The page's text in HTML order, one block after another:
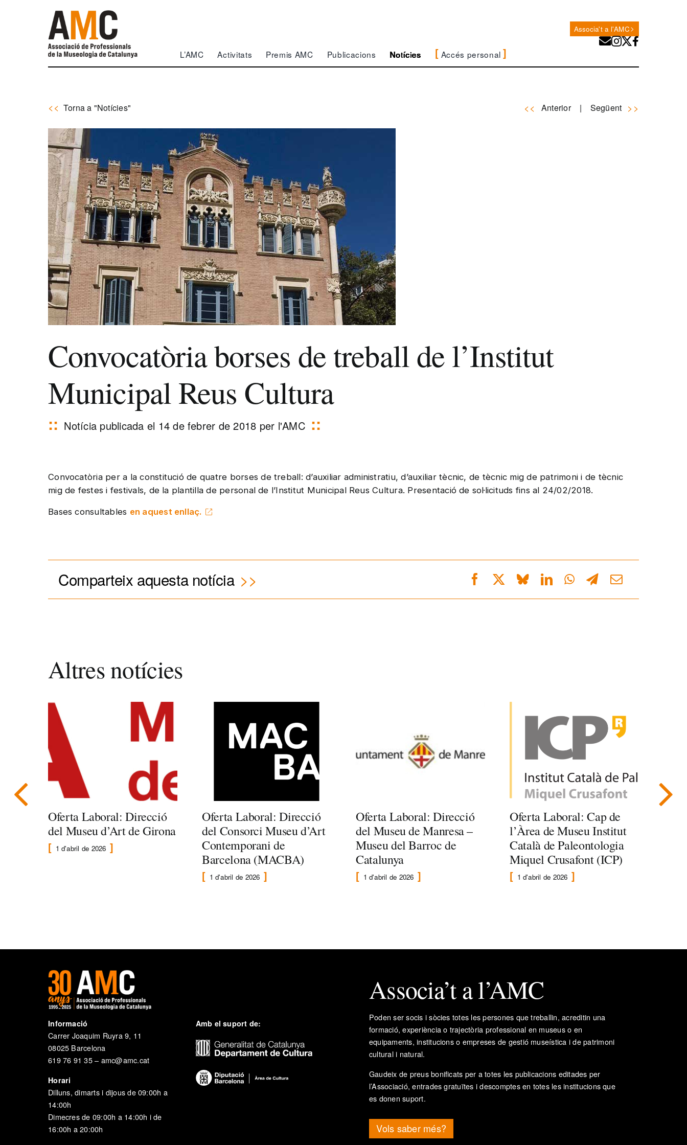
L’AMC Activitats Premis AMC Publicacions Notícies Accés personal
Associa't a l'AMC
Torna a "Notícies" Anterior Següent
Convocatòria borses de treball de l’Institut
Municipal Reus Cultura
Notícia publicada el 14 de febrer de 2018 per l'AMC
Convocatòria per a la constitució de quatre borses de treball: d’auxiliar administratiu, d’auxiliar tècnic, de tècnic mig de patrimoni i de tècnic
mig de festes i festivals, de la plantilla de personal de l’Institut Municipal Reus Cultura. Presentació de sol·licituds fins al 24/02/2018.
Bases consultables en aquest enllaç.
Comparteix aquesta notícia
Altres notícies
Oferta Laboral: Direcció
del Museu d’Art de Girona
1 d'abril de 2026
Oferta Laboral: Direcció
del Consorci Museu d’Art
Contemporani de
Barcelona (MACBA)
1 d'abril de 2026
Oferta Laboral: Direcció
del Museu de Manresa –
Museu del Barroc de
Catalunya
1 d'abril de 2026
Oferta Laboral: Cap de
l’Àrea de Museu Institut
Català de Paleontologia
Miquel Crusafont (ICP)
1 d'abril de 2026
Informació
Carrer Joaquim Ruyra 9, 11
08025 Barcelona
619 76 91 35 – amc@amc.cat
Horari
Dilluns, dimarts i dijous de 09:00h a
14:00h
Dimecres de 09:00h a 14:00h i de
16:00h a 20:00h
Amb el suport de:
Associa’t a l’AMC
Poden ser socis i sòcies totes les persones que treballin, acreditin una
formació, experiència o trajectòria professional en museus o en
equipaments, institucions o empreses de gestió museística i de patrimoni
cultural i natural.
Gaudeix de preus bonificats per a totes les publicacions editades per
l’Associació, entrades gratuïtes i descomptes en totes les institucions que
es donen suport.
Vols saber més?